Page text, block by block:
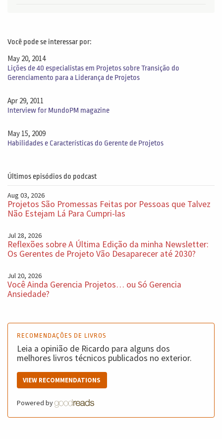
Você pode se interessar por:
May 20, 2014
Lições de 40 especialistas em Projetos sobre Transição do
Gerenciamento para a Liderança de Projetos
Apr 29, 2011
Interview for MundoPM magazine
May 15, 2009
Habilidades e Características do Gerente de Projetos
Últimos episódios do podcast
Aug 03, 2026
Projetos São Promessas Feitas por Pessoas que Talvez
Não Estejam Lá Para Cumpri-las
Jul 28, 2026
Reflexões sobre A Última Edição da minha Newsletter:
Os Gerentes de Projeto Vão Desaparecer até 2030?
Jul 20, 2026
Você Ainda Gerencia Projetos… ou Só Gerencia
Ansiedade?
RECOMENDAÇÕES DE LIVROS
Leia a opinião de Ricardo para alguns dos
melhores livros técnicos publicados no exterior.
VIEW RECOMMENDATIONS
Powered by